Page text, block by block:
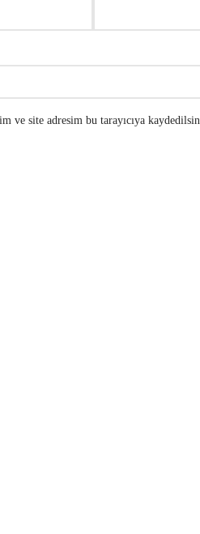
ve site adresim bu tarayıcıya kaydedilsin.